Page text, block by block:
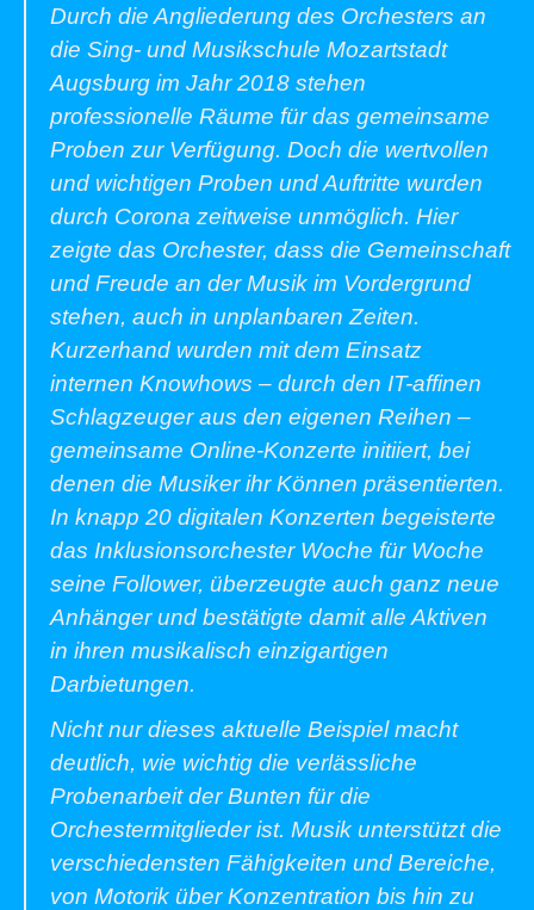
Durch die Angliederung des Orchesters an
die Sing- und Musikschule Mozartstadt
Augsburg im Jahr 2018 stehen
professionelle Räume für das gemeinsame
Proben zur Verfügung. Doch die wertvollen
und wichtigen Proben und Auftritte wurden
durch Corona zeitweise unmöglich. Hier
zeigte das Orchester, dass die Gemeinschaft
und Freude an der Musik im Vordergrund
stehen, auch in unplanbaren Zeiten.
Kurzerhand wurden mit dem Einsatz
internen Knowhows – durch den IT-affinen
Schlagzeuger aus den eigenen Reihen –
gemeinsame Online-Konzerte initiiert, bei
denen die Musiker ihr Können präsentierten.
In knapp 20 digitalen Konzerten begeisterte
das Inklusionsorchester Woche für Woche
seine Follower, überzeugte auch ganz neue
Anhänger und bestätigte damit alle Aktiven
in ihren musikalisch einzigartigen
Darbietungen.
Nicht nur dieses aktuelle Beispiel macht
deutlich, wie wichtig die verlässliche
Probenarbeit der Bunten für die
Orchestermitglieder ist. Musik unterstützt die
verschiedensten Fähigkeiten und Bereiche,
von Motorik über Konzentration bis hin zu